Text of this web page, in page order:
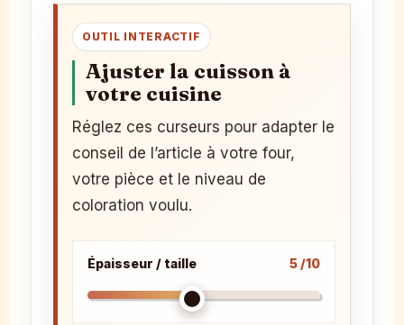
OUTIL INTERACTIF
Ajuster la cuisson à
votre cuisine
Réglez ces curseurs pour adapter le
conseil de l’article à votre four,
votre pièce et le niveau de
coloration voulu.
Épaisseur / taille 5 /10